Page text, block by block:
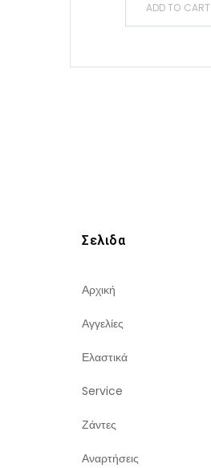
ADD TO CART
Σελιδα
Αρχική
Αγγελίες
Ελαστικά
Service
Ζάντες
Αναρτήσεις